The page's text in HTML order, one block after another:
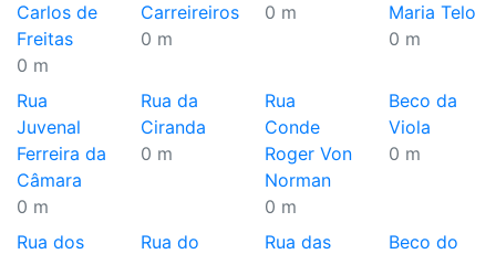
Carlos de
Freitas
0 m
Carreireiros
0 m
0 m
Maria Telo
0 m
Rua
Juvenal
Ferreira da
Câmara
0 m
Rua da
Ciranda
0 m
Rua
Conde
Roger Von
Norman
0 m
Beco da
Viola
0 m
Rua dos
Rua do
Rua das
Beco do